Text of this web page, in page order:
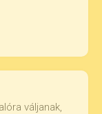
váljanak,